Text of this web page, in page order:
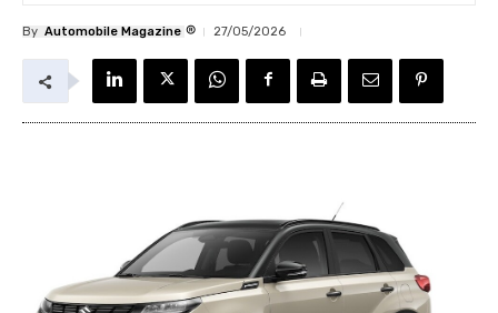
By Automobile Magazine ® 27/05/2026